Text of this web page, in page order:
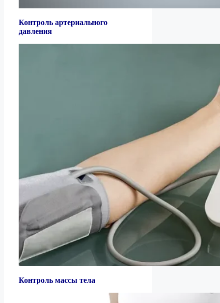
Контроль артериального
давления
Контроль массы тела